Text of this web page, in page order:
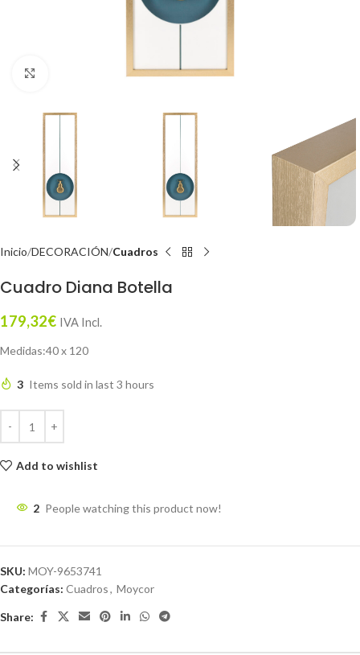
Inicio DECORACIÓN Cuadros
Cuadro Diana Botella
179,32€ IVA Incl.
Medidas:40 x 120
3 Items sold in last 3 hours
Add to wishlist
2 People watching this product now!
SKU: MOY-9653741
Categorías: Cuadros, Moycor
Share: